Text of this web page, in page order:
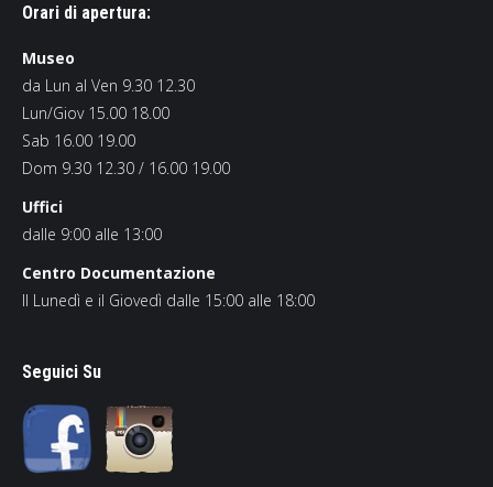
Orari di apertura:
Museo
da Lun al Ven 9.30 12.30
Lun/Giov 15.00 18.00
Sab 16.00 19.00
Dom 9.30 12.30 / 16.00 19.00
Uffici
dalle 9:00 alle 13:00
Centro Documentazione
Il Lunedì e il Giovedì dalle 15:00 alle 18:00
Seguici Su